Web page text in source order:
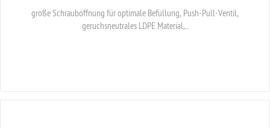
große Schrauböffnung für optimale Befüllung, Push-Pull-Ventil,
geruchsneutrales LDPE Material,...